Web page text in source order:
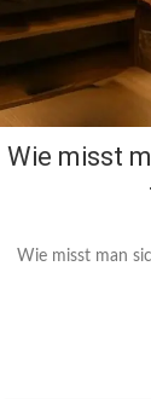
Wie misst
Wie misst man